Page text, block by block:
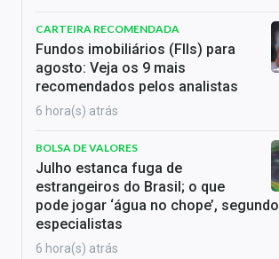
CARTEIRA RECOMENDADA
Fundos imobiliários (FIIs) para
agosto: Veja os 9 mais
recomendados pelos analistas
6 hora(s) atrás
BOLSA DE VALORES
Julho estanca fuga de
estrangeiros do Brasil; o que
pode jogar ‘água no chope’, segundo
especialistas
6 hora(s) atrás